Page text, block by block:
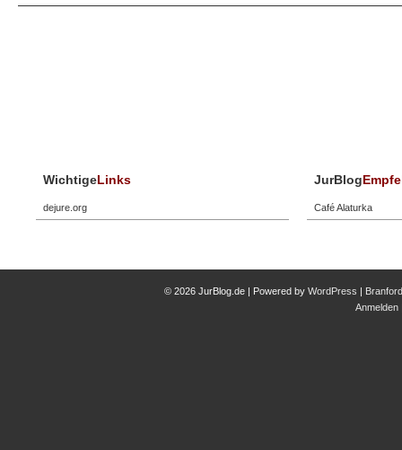
WichtigeLinks
dejure.org
JurBlog
Café Alaturka
© 2026 JurBlog.de | Powered by WordPress |
Anmelden|